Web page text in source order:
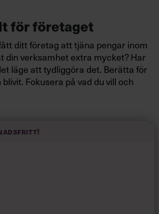
för företaget
ditt företag att tjäna pengar inom
din verksamhet extra mycket? Har
läge att tydliggöra det. Berätta för
Fokusera på vad du vill och
av bonus, och fundera innan på vad
mäta för dig personligen, kan din
om ni som grupp presterat bra. Då
framgångar. Och kom ihåg: Utgå